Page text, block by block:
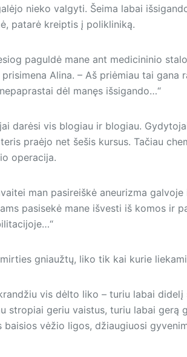
nieko valgyti. Šeima labai
patarė kreiptis į polikliniką.
paguldė mane ant medicininio
Alina. – Aš priėmiau tai gana
dėl manęs išsigando…“
darėsi vis blogiau ir blogiau.
praėjo net šešis kursus. Tačiau
operacija.
man pasireiškė aneurizma
pasisekė mane išvesti iš komos ir
gniaužtų, liko tik kai kurie
vis dėlto liko – turiu labai
stropiai geriu vaistus, turiu labai gerą
vėžio ligos, džiaugiuosi